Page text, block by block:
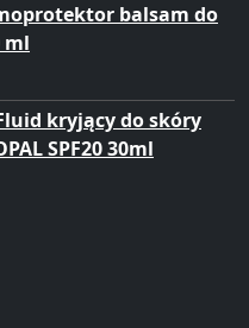
balsam do
ml
Fluid kryjący do skóry
SPF20 30ml